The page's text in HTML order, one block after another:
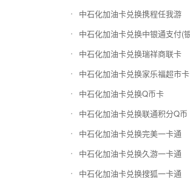
中石化加油卡兑换携程任我游
中石化加油卡兑换瑞祥商联卡
中石化加油卡兑换家乐福超市卡
中石化加油卡兑换Q币卡
中石化加油卡兑换联通积分Q币
中石化加油卡兑换完美一卡通
中石化加油卡兑换久游一卡通
中石化加油卡兑换搜狐一卡通